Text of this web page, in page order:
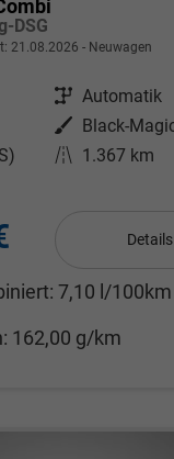
DSG
21.08.2026 Neuwagen
Getriebe Automatik
Außenfarbe
Kilometerstand 1.367 km
Details
7,10 l/100km
162,00 g/km